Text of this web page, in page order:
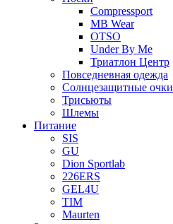
Compressport
MB Wear
OTSO
Under By Me
Триатлон Центр
Повседневная одежда
Солнцезащитные очки
Трисьюты
Шлемы
Питание
SIS
GU
Dion Sportlab
226ERS
GEL4U
TIM
Maurten